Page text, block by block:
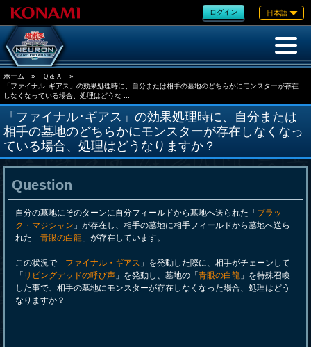
ログイン 日本語
ホーム » Ｑ＆Ａ
»
「ファイナル･ギアス」の効果処理時に、自分または相手の墓地のどちらかにモンスターが存在
しなくなっている場合、処理はどうな ...
「ファイナル･ギアス」の効果処理時に、自分または
相手の墓地のどちらかにモンスターが存在しなくなっ
ている場合、処理はどうなりますか？
Question
自分の墓地にそのターンに自分フィールドから墓地へ送られた「 ブラッ
ク・マジシャン 」が存在し、相手の墓地に相手フィールドから墓地へ送ら
れた「 青眼の白龍 」が存在しています。
この状況で「 ファイナル・ギアス 」を発動した際に、相手がチェーンして
「 リビングデッドの呼び声 」を発動し、墓地の「 青眼の白龍 」を特殊召喚
した事で、相手の墓地にモンスターが存在しなくなった場合、処理はどう
なりますか？